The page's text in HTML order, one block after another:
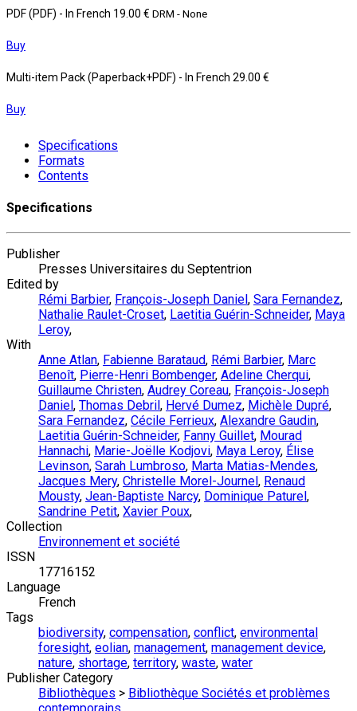
PDF (PDF) - In French 19.00 € DRM - None
Buy
Multi-item Pack (Paperback+PDF) - In French 29.00 €
Buy
Specifications
Formats
Contents
Specifications
Publisher
Presses Universitaires du Septentrion
Edited by
Rémi Barbier, François-Joseph Daniel , Sara Fernandez,
Nathalie Raulet-Croset, Laetitia Guérin-Schneider, Maya
Leroy,
With
Anne Atlan, Fabienne Barataud, Rémi Barbier, Marc
Benoît, Pierre-Henri Bombenger, Adeline Cherqui,
Guillaume Christen, Audrey Coreau, François-Joseph
Daniel , Thomas Debril , Hervé Dumez, Michèle Dupré,
Sara Fernandez, Cécile Ferrieux, Alexandre Gaudin,
Laetitia Guérin-Schneider, Fanny Guillet, Mourad
Hannachi, Marie-Joëlle Kodjovi, Maya Leroy, Élise
Levinson, Sarah Lumbroso, Marta Matias-Mendes,
Jacques Mery, Christelle Morel-Journel , Renaud
Mousty, Jean-Baptiste Narcy, Dominique Paturel ,
Sandrine Petit, Xavier Poux,
Collection
Environnement et société
ISSN
17716152
Language
French
Tags
biodiversity, compensation, conflict, environmental
foresight, eolian, management, management device,
nature, shortage, territory, waste, water
Publisher Category
Bibliothèques > Bibliothèque Sociétés et problèmes